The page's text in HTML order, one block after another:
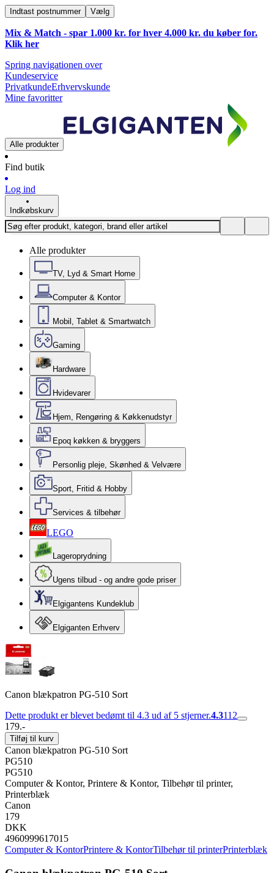
Indtast postnummer Vælg
Mix & Match - spar 1.000 kr. for hver 4.000 kr. du køber for.
Klik her
Spring navigationen over
Kundeservice
PrivatkundeErhvervskunde
Mine favoritter
Alle produkter
Find butik
Log ind
Indkøbskurv
Alle produkter
TV, Lyd & Smart Home
Computer & Kontor
Mobil, Tablet & Smartwatch
Gaming
Hardware
Hvidevarer
Hjem, Rengøring & Køkkenudstyr
Epoq køkken & bryggers
Personlig pleje, Skønhed & Velvære
Sport, Fritid & Hobby
Services & tilbehør
LEGO
Lageroprydning
Ugens tilbud - og andre gode priser
Elgigantens Kundeklub
Elgiganten Erhverv
Canon blækpatron PG-510 Sort
Dette produkt er blevet bedømt til 4.3 ud af 5 stjerner.4.3112
179.-
Tilføj til kurv
Canon blækpatron PG-510 Sort
PG510
PG510
Computer & Kontor, Printere & Kontor, Tilbehør til printer,
Printerblæk
Canon
179
DKK
4960999617015
Computer & KontorPrintere & KontorTilbehør til printerPrinterblæk